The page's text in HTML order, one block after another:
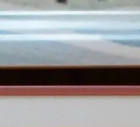
Historia Illustrerat Klass
Kvinnors liv Kärlek
Mord Nobelpriset
Nyutkommet Personligt Poesi
Relationer Sorg